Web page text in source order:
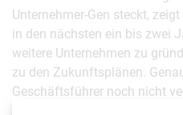
Unternehmer-Gen steckt,
in den nächsten ein bis zwei
weitere Unternehmen zu
zu den Zukunftsplänen.
Geschäftsführer noch nicht